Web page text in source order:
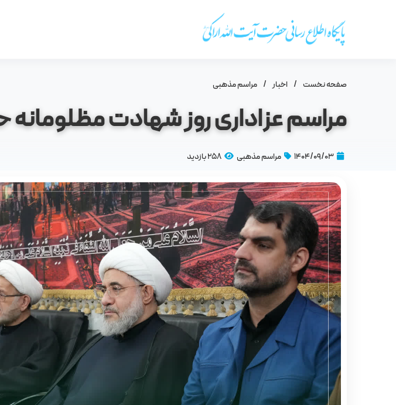
صفحه نخست / اخبار / مراسم مذهبى
مراسم عزاداری روز شهادت
۱۴۰۴/۰۹/۰۳ مراسم مذهبى 258 بازدید